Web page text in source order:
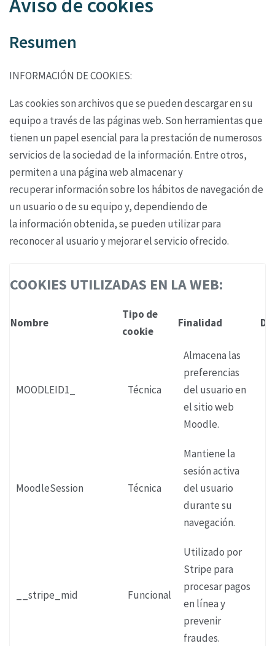
Resumen
INFORMACIÓN DE COOKIES:
Las cookies son archivos que se pueden descargar en su
equipo a través de las páginas web. Son herramientas que
tienen un papel esencial para la prestación de numerosos
servicios de lasociedad de la información. Entre otros,
permiten a una página web almacenar y
recuperarinformación sobre los hábitos de navegación de
un usuario o de su equipo y, dependiendo de
la información obtenida, se pueden utilizar para
reconocer al usuario y mejorar el servicio ofrecido.
COOKIES UTILIZADAS EN LA WEB:
Nombre
Tipo de
cookie
Finalidad
MOODLEID1_ Técnica
Almacena las
preferencias
del usuario en
el sitio web
Moodle.
MoodleSession Técnica
Mantiene la
sesión activa
del usuario
durante su
navegación.
__stripe_mid Funcional
Utilizado por
Stripe para
procesar pagos
en línea y
prevenir
fraudes.